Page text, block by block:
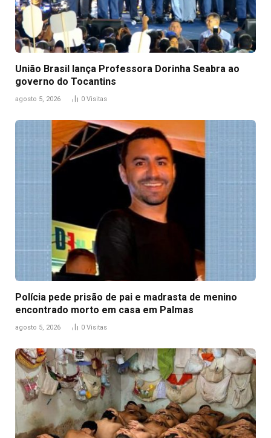
União Brasil lança Professora Dorinha Seabra ao
governo do Tocantins
agosto 5, 2026 0 Visitas
Polícia pede prisão de pai e madrasta de menino
encontrado morto em casa em Palmas
agosto 5, 2026 0 Visitas